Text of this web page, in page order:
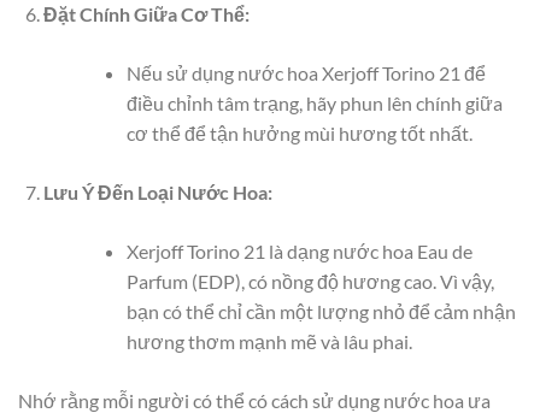
Đặt Chính Giữa Cơ Thể:
Nếu sử dụng nước hoa Xerjoff Torino 21 để
điều chỉnh tâm trạng, hãy phun lên chính giữa
cơ thể để tận hưởng mùi hương tốt nhất.
Lưu Ý Đến Loại Nước Hoa:
Xerjoff Torino 21 là dạng nước hoa Eau de
Parfum (EDP), có nồng độ hương cao. Vì vậy,
bạn có thể chỉ cần một lượng nhỏ để cảm nhận
hương thơm mạnh mẽ và lâu phai.
Nhớ rằng mỗi người có thể có cách sử dụng nước hoa ưa